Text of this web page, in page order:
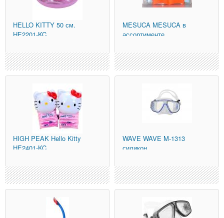
HELLO KITTY 50 см.
HE2201-KC
MESUCA MESUCA в
ассортименте
HIGH PEAK Hello Kitty
HE2401-KC
WAVE WAVE M-1313
силикон